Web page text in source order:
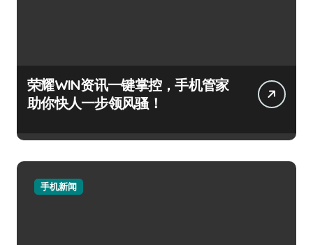
荣耀WIN资讯一键掌控，手机管家
助你快人一步领风骚！
手机新闻